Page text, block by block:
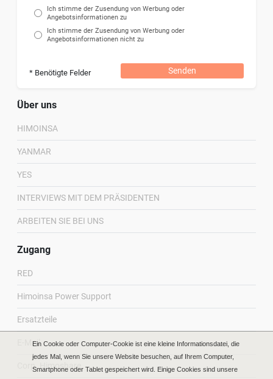
Ich stimme der Zusendung von Werbung oder
Angebotsinformationen zu
Ich stimme der Zusendung von Werbung oder
Angebotsinformationen nicht zu
* Benötigte Felder Senden
Über uns
HIMOINSA
YANMAR
YES
INTERVIEWS MIT DEM PRÄSIDENTEN
ARBEITEN SIE BEI UNS
Zugang
RED
Himoinsa Power Support
Ersatzteile
E-Mail
Corp. Himoshare
Ein Cookie oder Computer-Cookie ist eine kleine Informationsdatei, die
jedes Mal, wenn Sie unsere Website besuchen, auf Ihrem Computer,
Smartphone oder Tablet gespeichert wird. Einige Cookies sind unsere